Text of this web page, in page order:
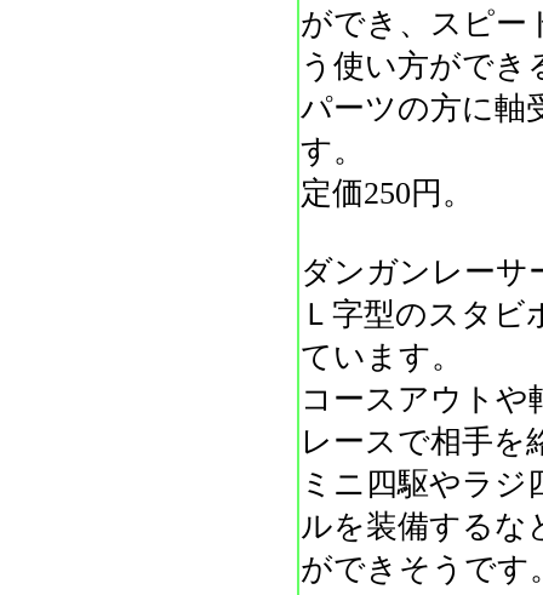
ができ、スピ
う使い方ができ
パーツの方に軸
す。
定価250円。
ダンガンレーサ
Ｌ字型のスタビ
ています。
コースアウトや
レースで相手を
ミニ四駆やラジ
ルを装備するな
ができそうです